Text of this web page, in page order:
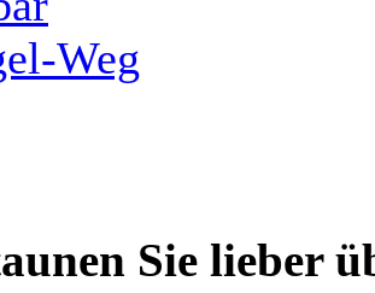
Sie lieber